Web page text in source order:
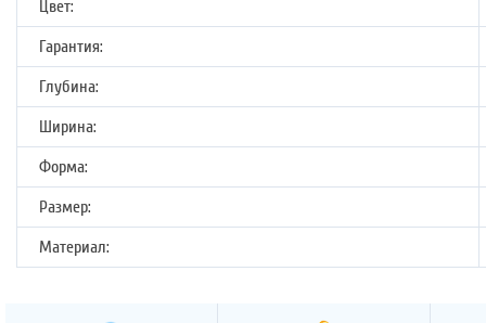
Цвет:
Гарантия:
Глубина:
Ширина:
Форма:
Размер:
Материал: